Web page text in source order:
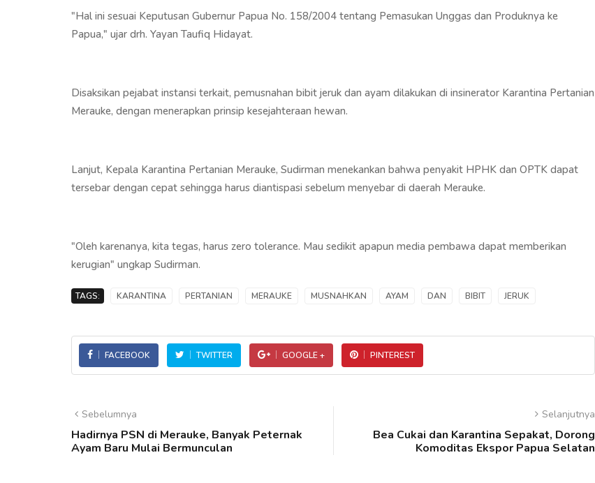
"Hal ini sesuai Keputusan Gubernur Papua No. 158/2004 tentang Pemasukan Unggas dan Produknya ke
Papua," ujar drh. Yayan Taufiq Hidayat.
Disaksikan pejabat instansi terkait, pemusnahan bibit jeruk dan ayam dilakukan di insinerator Karantina Pertanian
Merauke, dengan menerapkan prinsip kesejahteraan hewan.
Lanjut, Kepala Karantina Pertanian Merauke, Sudirman menekankan bahwa penyakit HPHK dan OPTK dapat
tersebar dengan cepat sehingga harus diantispasi sebelum menyebar di daerah Merauke.
"Oleh karenanya, kita tegas, harus zero tolerance. Mau sedikit apapun media pembawa dapat memberikan
kerugian" ungkap Sudirman.
TAGS: KARANTINA PERTANIAN MERAUKE MUSNAHKAN AYAM DAN BIBIT JERUK
FACEBOOK TWITTER GOOGLE + PINTEREST
Sebelumnya
Hadirnya PSN di Merauke, Banyak Peternak
Ayam Baru Mulai Bermunculan
Selanjutnya
Bea Cukai dan Karantina Sepakat, Dorong
Komoditas Ekspor Papua Selatan